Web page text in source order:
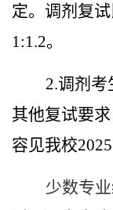
定。调剂复
1:1.2。
2.调剂考
其他复试要
容见我校2025
少数专